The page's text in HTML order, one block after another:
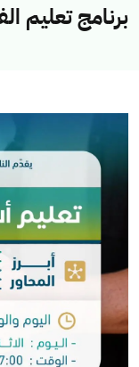
برنامج تعليم